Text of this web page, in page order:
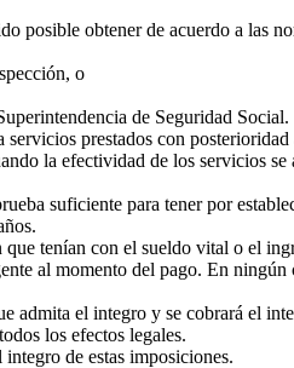
obtener de acuerdo a las
o
de Seguridad Social.
prestados con
la efectividad de los servicios
suficiente para tener por
tenían con el sueldo vital o el
al momento del pago. En ningún
admita el integro y se cobrará el
los efectos legales.
de estas imposiciones.